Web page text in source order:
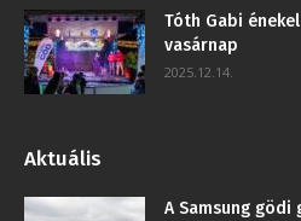
Tóth Gabi
vasárnap
2025.12.14.
Aktuális
A Samsung